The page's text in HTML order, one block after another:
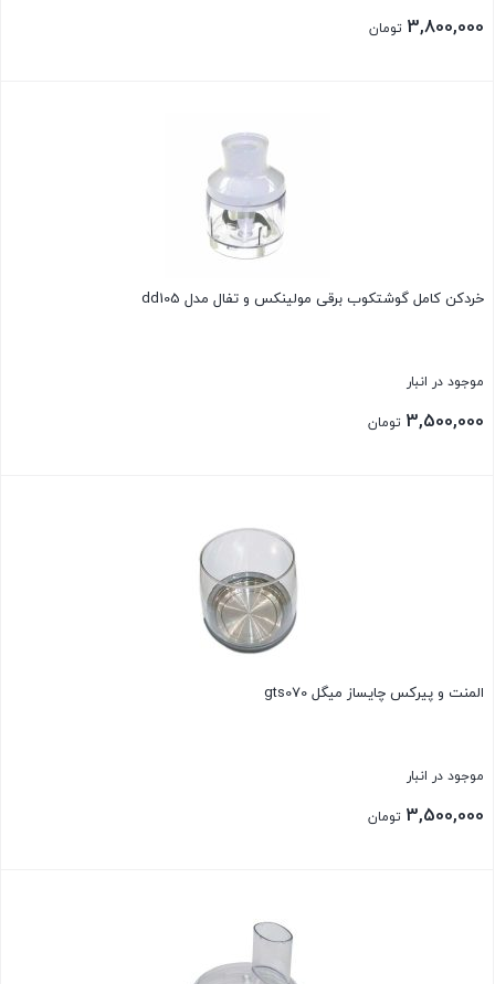
3,800,000 تومان
خردکن کامل گوشتکوب برقی مولینکس و تفال مدل dd105
موجود در انبار
3,500,000 تومان
المنت و پیرکس چایساز میگل gts070
موجود در انبار
3,500,000 تومان